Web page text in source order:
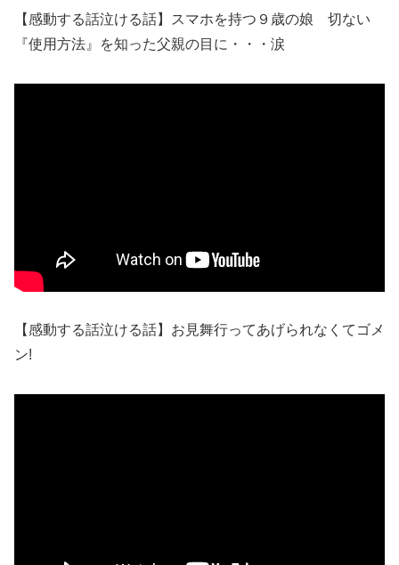
【感動する話泣ける話】スマホを持つ９歳の娘 切ない
『使用方法』を知った父親の目に・・・涙
【感動する話泣ける話】お見舞行ってあげられなくてゴメ
ン!